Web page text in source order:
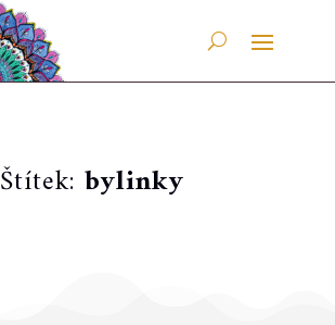
Štítek: bylinky